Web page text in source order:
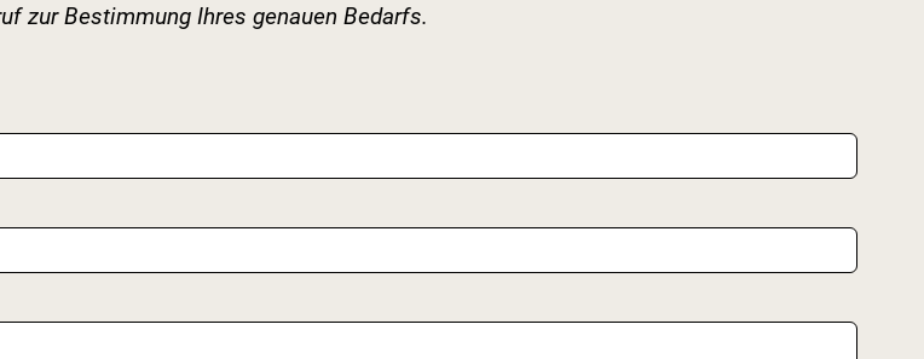
zur Bestimmung Ihres genauen Bedarfs.